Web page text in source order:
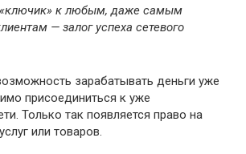
«ключик» к любым, даже самым
— залог успеха сетевого
зарабатывать деньги уже
присоединиться к уже
Только так появляется право на
или товаров.